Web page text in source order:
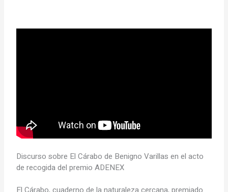
Discurso sobre El Cárabo de Benigno Varillas en el acto
de recogida del premio ADENEX